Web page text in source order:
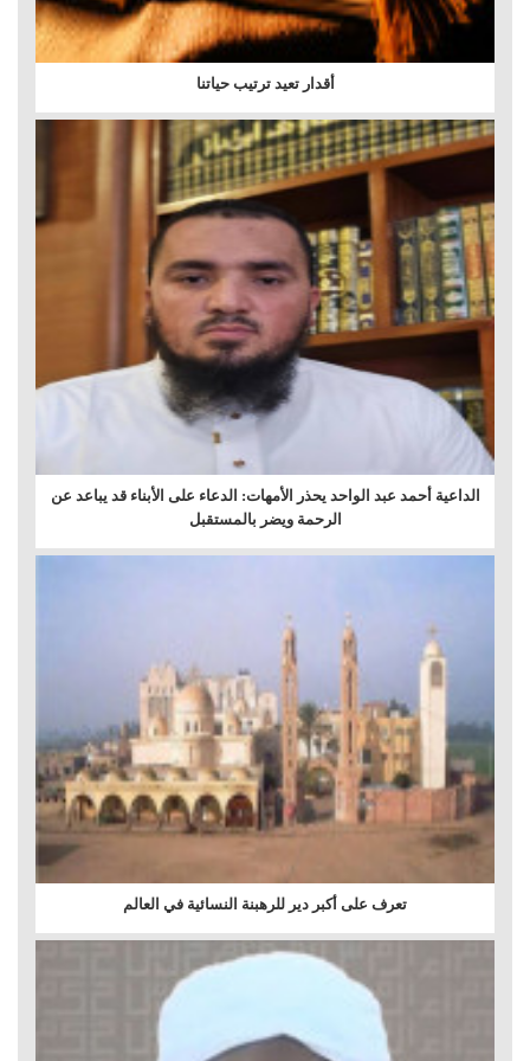
أقدار تعيد ترتيب حياتنا
الداعية أحمد عبد الواحد يحذر الأمهات: الدعاء على الأبناء قد يباعد عن
الرحمة ويضر بالمستقبل
تعرف على أكبر دير للرهبنة النسائية في العالم